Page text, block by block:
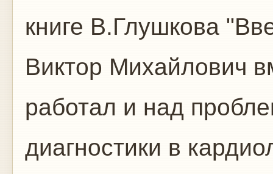
книге В.Глушкова
Виктор Михайлович
работал и над
диагностики в